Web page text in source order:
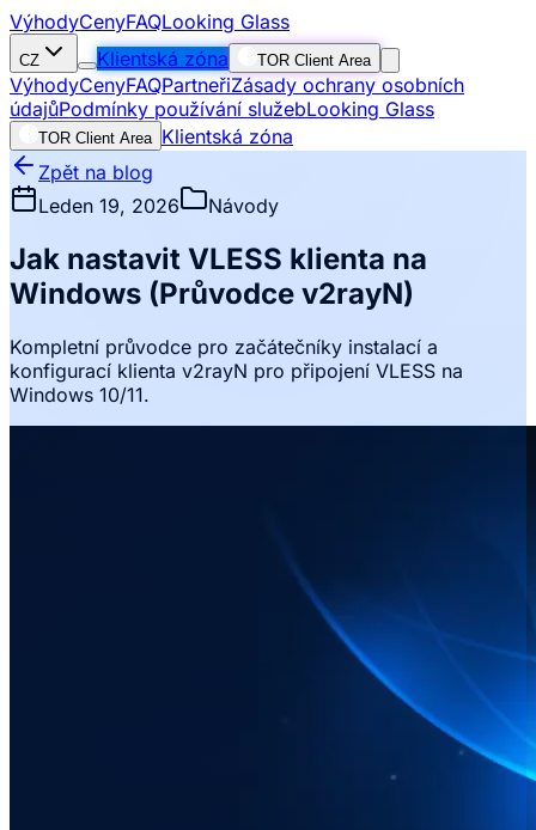
VýhodyCenyFAQLooking Glass
CZ Klientská zóna TOR Client Area
VýhodyCenyFAQPartneřiZásady ochrany osobních
údajůPodmínky používání služebLooking Glass
TOR Client Area Klientská zóna
Zpět na blog
Leden 19, 2026
Návody
Jak nastavit VLESS klienta na
Windows (Průvodce v2rayN)
Kompletní průvodce pro začátečníky instalací a
konfigurací klienta v2rayN pro připojení VLESS na
Windows 10/11.